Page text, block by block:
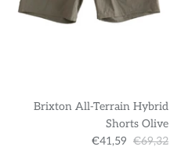
Brixton All-Terrain Hybrid
Shorts Olive
€41,59 €69,32